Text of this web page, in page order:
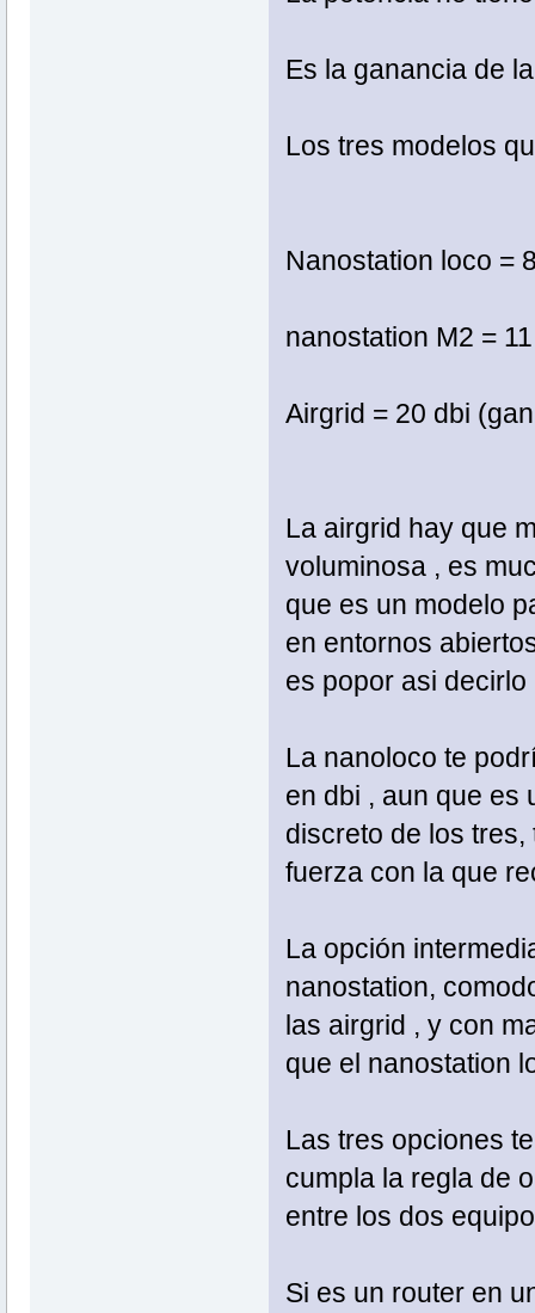
Es la ganancia de
Los tres modelos
Nanostation loco =
nanostation M2 =
Airgrid = 20 dbi
La airgrid hay que
voluminosa , es
que es un modelo
en entornos
es popor asi
La nanoloco te
en dbi , aun que es
discreto de los
fuerza con la que
La opción
nanostation,
las airgrid , y con
que el nanostation
Las tres opciones
cumpla la regla de
entre los dos
Si es un router en